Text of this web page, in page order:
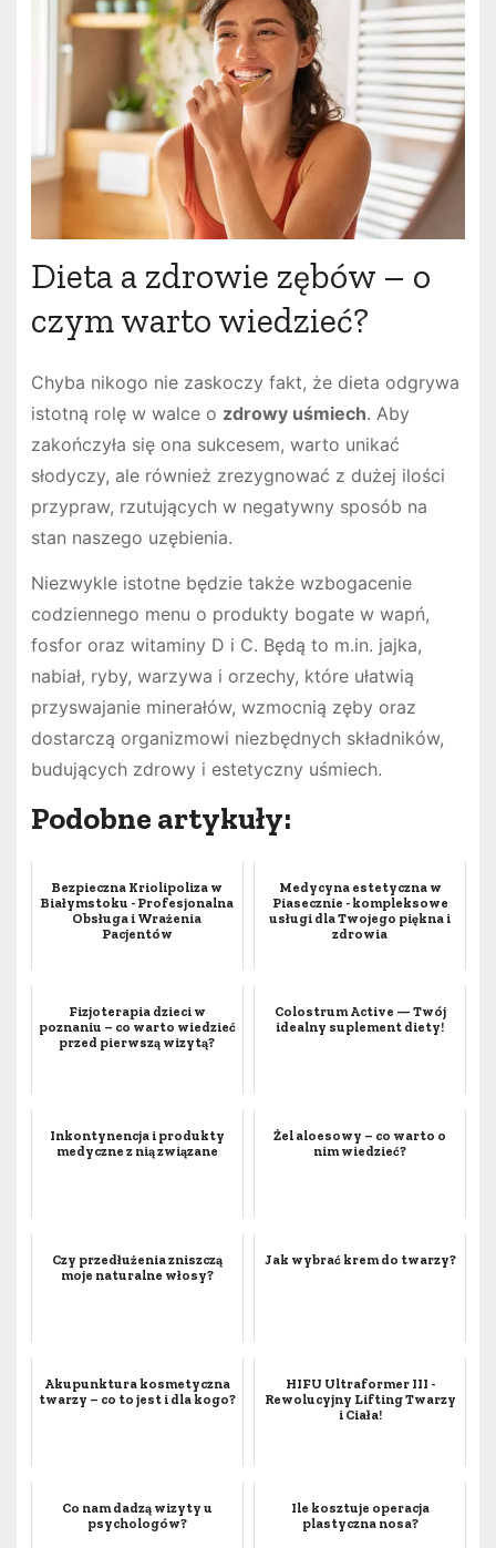
Dieta a zdrowie zębów – o
czym warto wiedzieć?
Chyba nikogo nie zaskoczy fakt, że dieta odgrywa
istotną rolę w walce o zdrowy uśmiech. Aby
zakończyła się ona sukcesem, warto unikać
słodyczy, ale również zrezygnować z dużej ilości
przypraw, rzutujących w negatywny sposób na
stan naszego uzębienia.
Niezwykle istotne będzie także wzbogacenie
codziennego menu o produkty bogate w wapń,
fosfor oraz witaminy D i C. Będą to m.in. jajka,
nabiał, ryby, warzywa i orzechy, które ułatwią
przyswajanie minerałów, wzmocnią zęby oraz
dostarczą organizmowi niezbędnych składników,
budujących zdrowy i estetyczny uśmiech.
Podobne artykuły:
Bezpieczna Kriolipoliza w
Białymstoku - Profesjonalna
Obsługa i Wrażenia
Pacjentów
Medycyna estetyczna w
Piasecznie - kompleksowe
usługi dla Twojego piękna i
zdrowia
Fizjoterapia dzieci w
poznaniu – co warto wiedzieć
przed pierwszą wizytą?
Colostrum Active — Twój
idealny suplement diety!
Inkontynencja i produkty
medyczne z nią związane
Żel aloesowy – co warto o
nim wiedzieć?
Czy przedłużenia zniszczą
moje naturalne włosy?
Jak wybrać krem do twarzy?
Akupunktura kosmetyczna
twarzy – co to jest i dla kogo?
HIFU Ultraformer III -
Rewolucyjny Lifting Twarzy
i Ciała!
Co nam dadzą wizyty u
psychologów?
Ile kosztuje operacja
plastyczna nosa?